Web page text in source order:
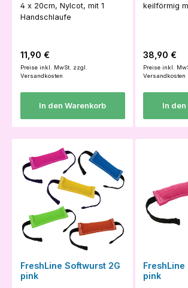
4 x 20cm, Nylcot, mit 1
Handschlaufe
Regulärer Preis:
11,90 €
Preise inkl. MwSt. zzgl.
Versandkosten
In den Warenkorb
keilförmig
Regulärer
38,90 €
Preise inkl.
Versandkosten
In den
FreshLine Softwurst 2G
pink
pink